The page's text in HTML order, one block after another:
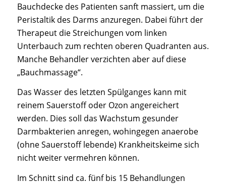
Bauchdecke des Patienten sanft massiert, um die
Peristaltik des Darms anzuregen. Dabei führt der
Therapeut die Streichungen vom linken
Unterbauch zum rechten oberen Quadranten aus.
Manche Behandler verzichten aber auf diese
„Bauchmassage“.
Das Wasser des letzten Spülganges kann mit
reinem Sauerstoff oder Ozon angereichert
werden. Dies soll das Wachstum gesunder
Darmbakterien anregen, wohingegen anaerobe
(ohne Sauerstoff lebende) Krankheitskeime sich
nicht weiter vermehren können.
Im Schnitt sind ca. fünf bis 15 Behandlungen